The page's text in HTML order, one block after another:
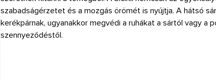
szabadságérzetet és a mozgás örömét is nyújtja. A hátsó
kerékpárnak, ugyanakkor megvédi a ruhákat a sártól vagy a
szennyeződéstől.